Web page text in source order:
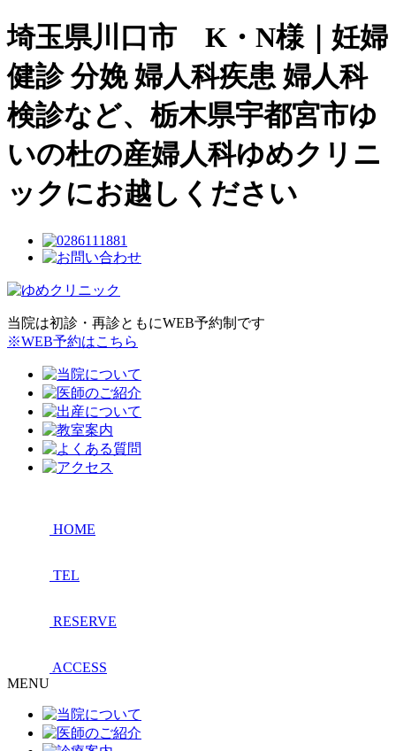
埼玉県川口市 K・N様｜妊婦
健診 分娩 婦人科疾患 婦人科
検診など、栃木県宇都宮市ゆ
いの杜の産婦人科ゆめクリニ
ックにお越しください
当院は初診・再診ともにWEB予約制です
※WEB予約はこちら
HOME
TEL
RESERVE
ACCESS
MENU